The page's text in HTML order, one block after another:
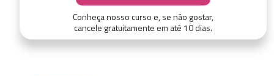
Conheça nosso curso e, se não gostar,
cancele gratuitamente em até 10 dias.